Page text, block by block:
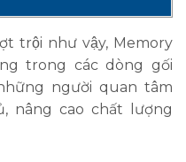
trội như vậy, Memory
trong các dòng gối
người quan tâm
nâng cao chất lượng